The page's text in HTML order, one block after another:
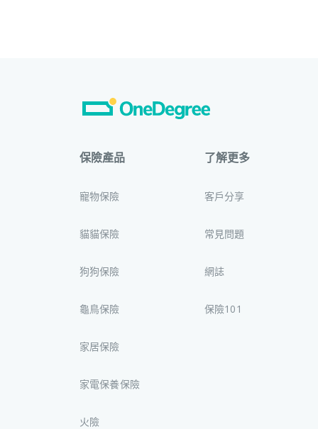
保險產品
寵物保險
貓貓保險
狗狗保險
龜鳥保險
家居保險
家電保養保險
火險
了解更多
客戶分享
常見問題
網誌
保險101